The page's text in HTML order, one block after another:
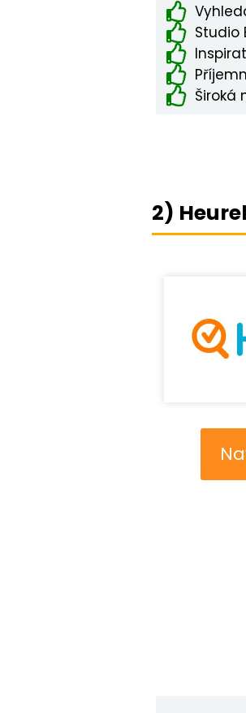
Studio
Široká
2)